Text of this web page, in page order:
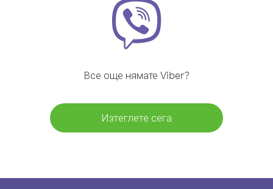
Все още нямате Viber?
Изтеглете сега